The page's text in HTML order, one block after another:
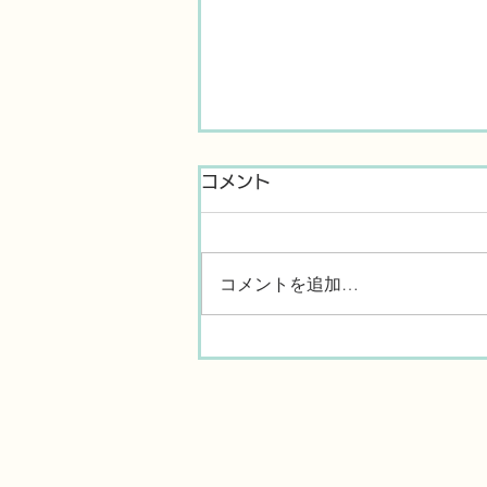
BGM-055 期待
コメント
コメントを追加…